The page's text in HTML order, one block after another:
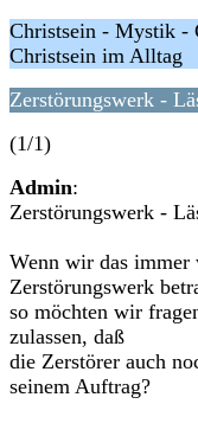
Christsein - Mystik -
Christsein im Alltag
Zerstörungswerk -
(1/1)
Admin:
Zerstörungswerk -
Wenn wir das immer
Zerstörungswerk
so möchten wir
zulassen, daß
die Zerstörer auch
seinem Auftrag?